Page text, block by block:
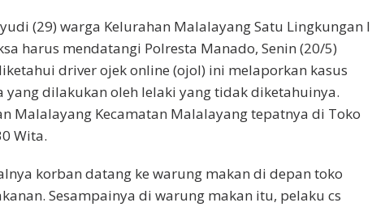
(29) warga Kelurahan Malalayang Satu Lingkungan I
harus mendatangi Polresta Manado, Senin (20/5)
driver ojek online (ojol) ini melaporkan kasus
dilakukan oleh lelaki yang tidak diketahuinya.
Malalayang Kecamatan Malalayang tepatnya di Toko
Wita.
korban datang ke warung makan di depan toko
Sesampainya di warung makan itu, pelaku cs